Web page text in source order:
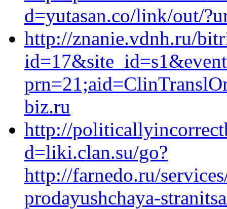
d=yutasan.co/link/out/
http://znanie.vdnh.ru/
biz.ru
http://
d=liki.clan.su/go?
http://farnedo.ru/
prodayushchaya-